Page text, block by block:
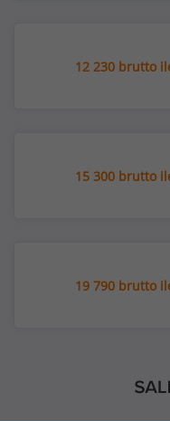
12 230 brutto
15 300 brutto
19 790 brutto